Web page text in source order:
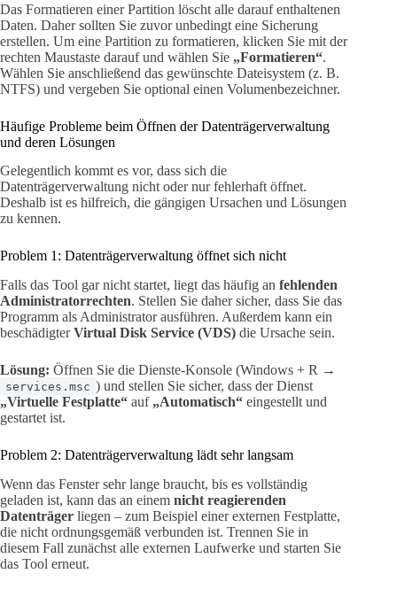
Das Formatieren einer Partition löscht alle darauf enthaltenen
Daten. Daher sollten Sie zuvor unbedingt eine Sicherung
erstellen. Um eine Partition zu formatieren, klicken Sie mit der
rechten Maustaste darauf und wählen Sie „Formatieren“.
Wählen Sie anschließend das gewünschte Dateisystem (z. B.
NTFS) und vergeben Sie optional einen Volumenbezeichner.
Häufige Probleme beim Öffnen der Datenträgerverwaltung
und deren Lösungen
Gelegentlich kommt es vor, dass sich die
Datenträgerverwaltung nicht oder nur fehlerhaft öffnet.
Deshalb ist es hilfreich, die gängigen Ursachen und Lösungen
zu kennen.
Problem 1: Datenträgerverwaltung öffnet sich nicht
Falls das Tool gar nicht startet, liegt das häufig an fehlenden
Administratorrechten. Stellen Sie daher sicher, dass Sie das
Programm als Administrator ausführen. Außerdem kann ein
beschädigterVirtual Disk Service (VDS) die Ursache sein.
Lösung: Öffnen Sie die Dienste-Konsole (Windows + R →
services.msc ) und stellen Sie sicher, dass der Dienst
„Virtuelle Festplatte“ auf „Automatisch“ eingestellt und
gestartet ist.
Problem 2: Datenträgerverwaltung lädt sehr langsam
Wenn das Fenster sehr lange braucht, bis es vollständig
geladen ist, kann das an einem nicht reagierenden
Datenträger liegen – zum Beispiel einer externen Festplatte,
die nicht ordnungsgemäß verbunden ist. Trennen Sie in
diesem Fall zunächst alle externen Laufwerke und starten Sie
das Tool erneut.